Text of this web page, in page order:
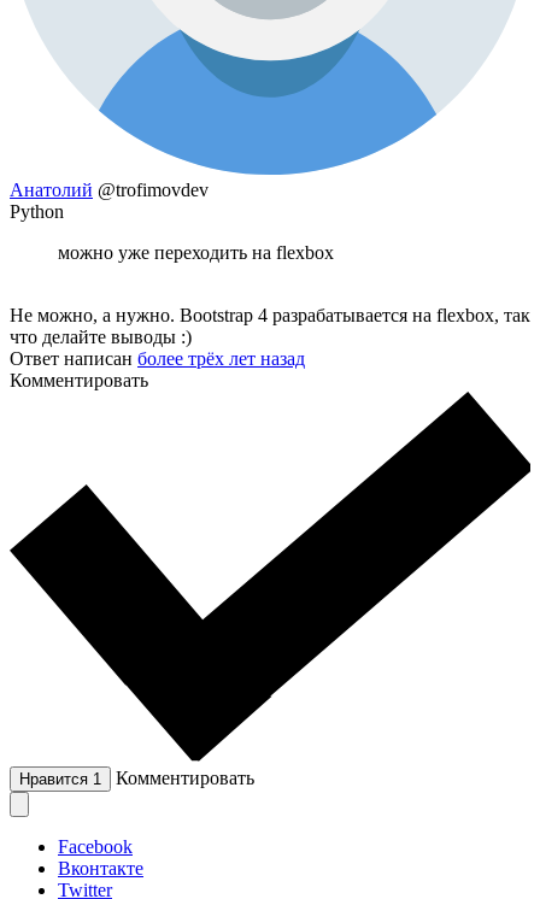
Анатолий @trofimovdev
Python
можно уже переходить на flexbox
Не можно, а нужно. Bootstrap 4 разрабатывается на flexbox, так
что делайте выводы :)
Ответ написан более трёх лет назад
Комментировать
Нравится 1 Комментировать
Facebook
Вконтакте
Twitter